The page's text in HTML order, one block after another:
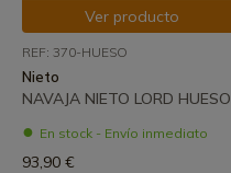
Ver producto
REF: 370-HUESO
Nieto
NAVAJA NIETO LORD HUESO
En stock - Envío inmediato
93,90 €